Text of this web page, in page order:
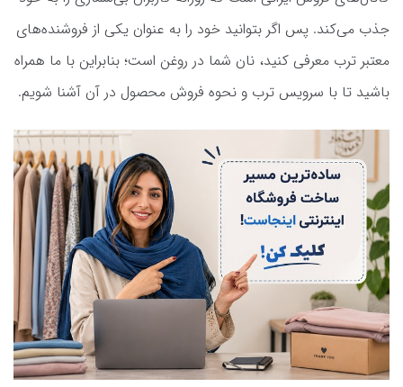
جذب می‌کند. پس اگر بتوانید خود را به عنوان یکی از فروشنده‌های
معتبر ترب معرفی کنید، نان شما در روغن است؛ بنابراین با ما همراه
باشید تا با سرویس ترب و نحوه فروش محصول در آن آشنا شویم.